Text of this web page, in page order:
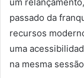
um
passado da
recursos
uma
na mesma